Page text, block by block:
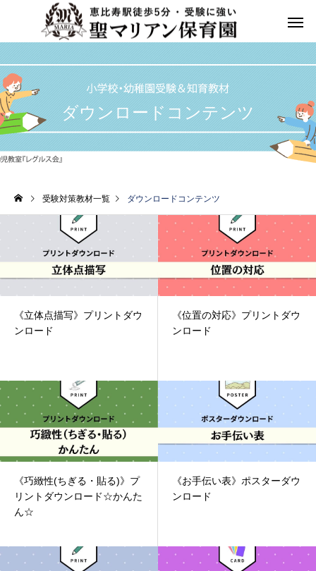
ダウンロードコンテンツ
受験対策教材一覧 ダウンロードコンテンツ
《立体点描写》プリントダウ
ンロード
《位置の対応》プリントダウ
ンロード
《巧緻性(ちぎる・貼る)》プ
リントダウンロード☆かんた
ん☆
《お手伝い表》ポスターダウ
ンロード